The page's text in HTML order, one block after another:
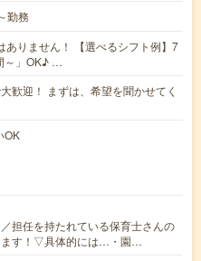
勤務
りません！ 【選べるシフト例】7
～」OK♪ …
歓迎！ まずは、希望を聞かせてく
担任を持たれている保育士さんの
ます！▽具体的には…・園…